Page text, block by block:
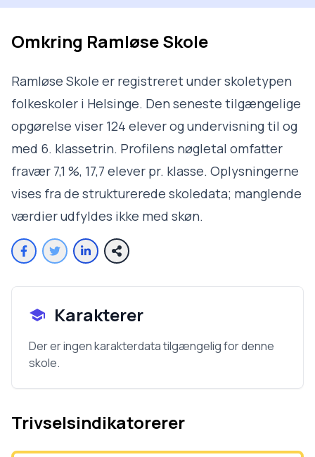
Omkring Ramløse Skole
Ramløse Skole er registreret under skoletypen
folkeskoler i Helsinge. Den seneste tilgængelige
opgørelse viser 124 elever og undervisning til og
med 6. klassetrin. Profilens nøgletal omfatter
fravær 7,1 %, 17,7 elever pr. klasse. Oplysningerne
vises fra de strukturerede skoledata; manglende
værdier udfyldes ikke med skøn.
Karakterer
Der er ingen karakterdata tilgængelig for denne
skole.
Trivselsindikatorerer